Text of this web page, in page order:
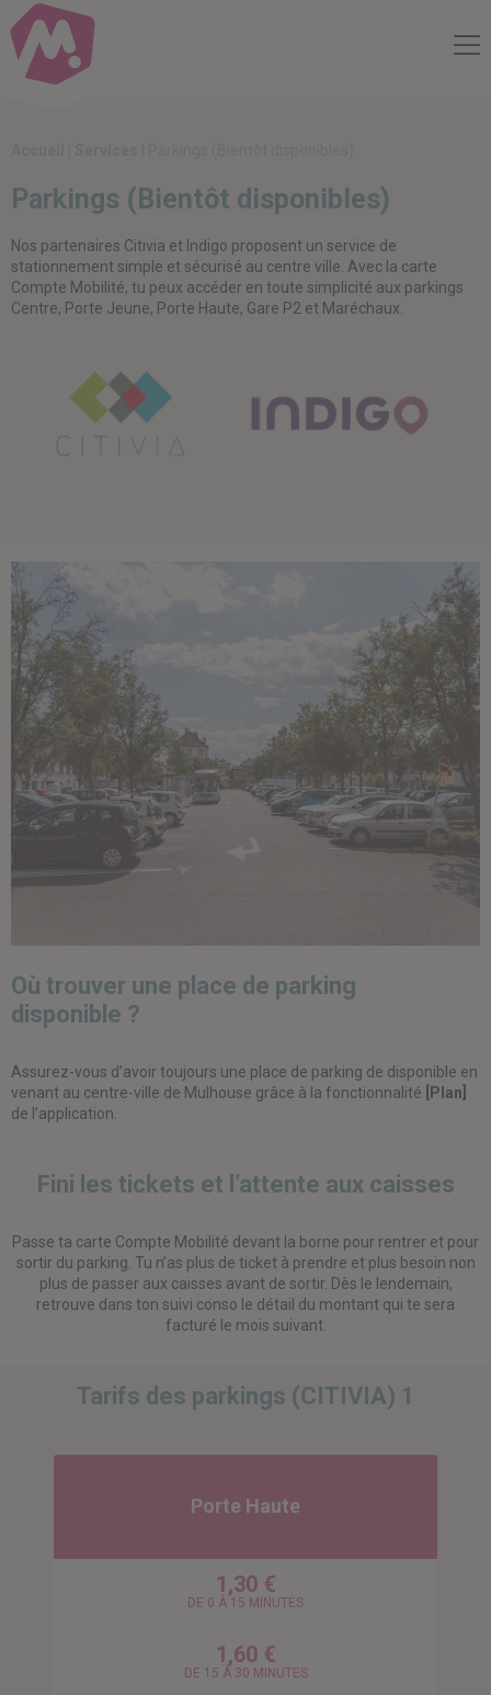
Compte Mobilité
Parkings (Bientôt disponibles)
Nos partenaires Citivia et Indigo proposent un service de
stationnement simple et sécurisé au centre ville. Avec la carte
Compte Mobilité, tu peux accéder en toute simplicité aux parkings
Centre, Porte Jeune, Porte Haute, Gare P2 et Maréchaux.
Où trouver une place de parking
disponible ?
Assurez-vous d’avoir toujours une place de parking de disponible en
venant au centre-ville de Mulhouse grâce à la fonctionnalité
[Plan]
de l’application.
Fini les tickets et l’attente aux caisses
Passe ta carte Compte Mobilité devant la borne pour rentrer et pour
sortir du parking. Tu n’as plus de ticket à prendre et plus besoin non
plus de passer aux caisses avant de sortir. Dès le lendemain,
retrouve dans ton suivi conso le détail du montant qui te sera
facturé le mois suivant.
Tarifs des parkings (CITIVIA) 1
Porte Haute
1,30 €
DE 0 À 15 MINUTES
1,60 €
DE 15 À 30 MINUTES